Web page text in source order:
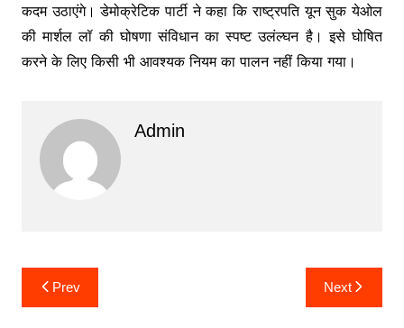
कदम उठाएंगे। डेमोक्रेटिक पार्टी ने कहा कि राष्ट्रपति यून सुक येओल
की मार्शल लॉ की घोषणा संविधान का स्पष्ट उलंल्घन है। इसे घोषित
करने के लिए किसी भी आवश्यक नियम का पालन नहीं किया गया।
Admin
Post
navigation
Prev Next